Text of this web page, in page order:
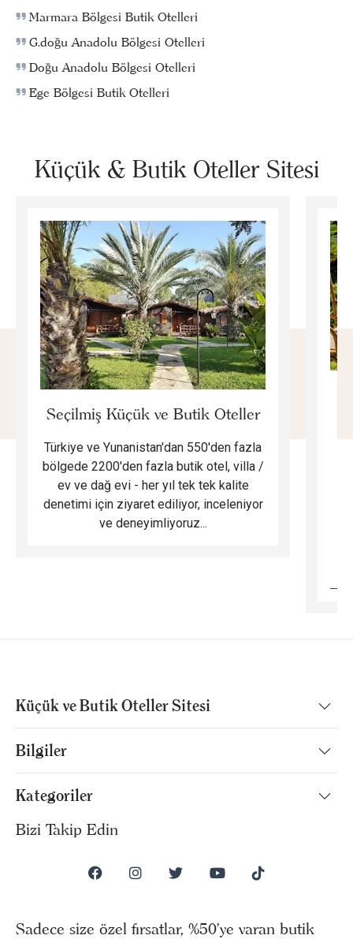
Marmara Bölgesi Butik Otelleri
G.doğu Anadolu Bölgesi Otelleri
Doğu Anadolu Bölgesi Otelleri
Ege Bölgesi Butik Otelleri
Küçük & Butik Oteller Sitesi
Seçilmiş Küçük ve Butik Oteller
Türkiye ve Yunanistan'dan 550'den fazla
bölgede 2200'den fazla butik otel, villa /
ev ve dağ evi - her yıl tek tek kalite
denetimi için ziyaret ediliyor, inceleniyor
ve deneyimliyoruz...
Küçük ve Butik Oteller Sitesi
Bilgiler
Kategoriler
Bizi Takip Edin
Sadece size özel fırsatlar, %50’ye varan butik